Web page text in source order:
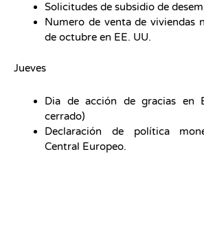
Solicitudes de subsidio de
Numero de venta de viviendas
de octubre en EE. UU.
Jueves
Dia de acción de gracias en
cerrado)
Declaración de política
Central Europeo.